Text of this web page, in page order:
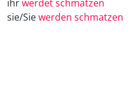
ihrwerdet schmatzen
sie/Siewerden schmatzen